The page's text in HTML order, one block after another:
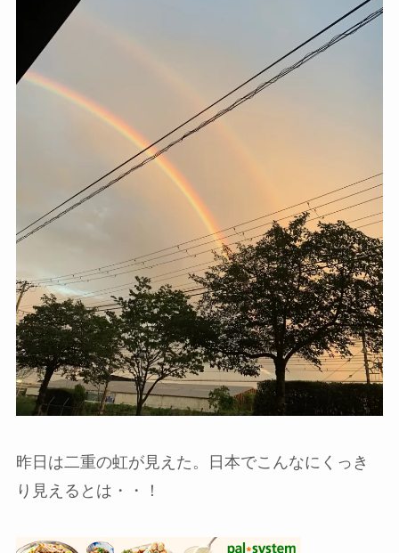
昨日は二重の虹が見えた。日本でこんなにくっき
り見えるとは・・！